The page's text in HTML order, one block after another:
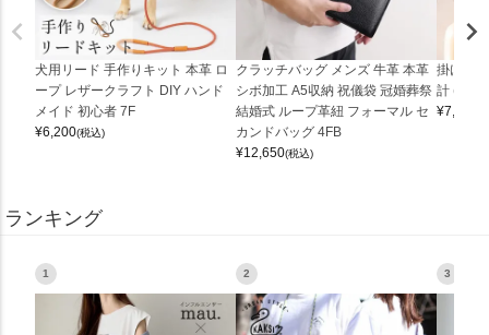
犬用リード 手作りキット 本革 ロ
ープ レザークラフト DIY ハンド
メイド 初心者 7F
¥6,200(税込)
クラッチバッグ メンズ 牛革 本革
シボ加工 A5収納 祝儀袋 冠婚葬祭
結婚式 ループ革紐 フォーマル セ
カンドバッグ 4FB
¥12,650(税込)
掛け時
計
¥7,150
ランキング
1 2 3